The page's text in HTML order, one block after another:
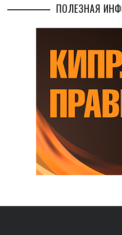
ПОЛЕЗНАЯ